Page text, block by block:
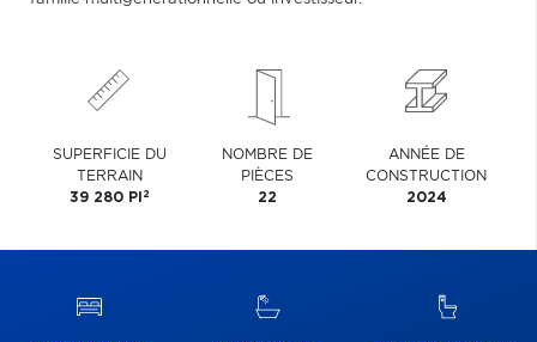
SUPERFICIE DU
TERRAIN
39 280 PI 2
NOMBRE DE
PIÈCES
22
ANNÉE DE
CONSTRUCTION
2024